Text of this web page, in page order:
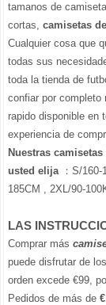
tamanos de
cortas, camisetas
Cualquier cosa que
todas sus
toda la tienda de
confiar por completo
rapido disponible en
experiencia de
Nuestras
usted elija：S/160-
185CM , 2XL/90-
LAS
Comprar más
puede disfrutar de
orden excede €99,
Pedidos de más de